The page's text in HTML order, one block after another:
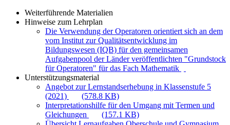
Weiterführende Materialien
Hinweise zum Lehrplan
Die Verwendung der Operatoren orientiert sich an dem
vom Institut zur Qualitätsentwicklung im
Bildungswesen (IQB) für den gemeinsamen
Aufgabenpool der Länder veröffentlichten "Grundstock
für Operatoren" für das Fach Mathematik
Unterstützungsmaterial
Angebot zur Lernstandserhebung in Klassenstufe 5
(2021)
(578.8 KB)
Interpretationshilfe für den Umgang mit Termen und
Gleichungen
(157.1 KB)